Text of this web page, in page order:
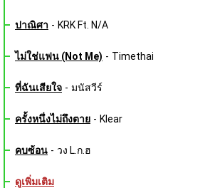
ปาณิศา - KRK Ft. N/A
ไม่ใช่แฟน (Not Me) - Timethai
ที่ฉันเสียใจ - มนัสวีร์
ครั้งหนึ่งไม่ถึงตาย - Klear
คบซ้อน - วง L.ก.ฮ
ดูเพิ่มเติม